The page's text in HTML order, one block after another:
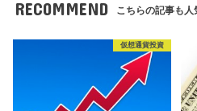
RECOMMEND こちらの記事も人
仮想通貨投資